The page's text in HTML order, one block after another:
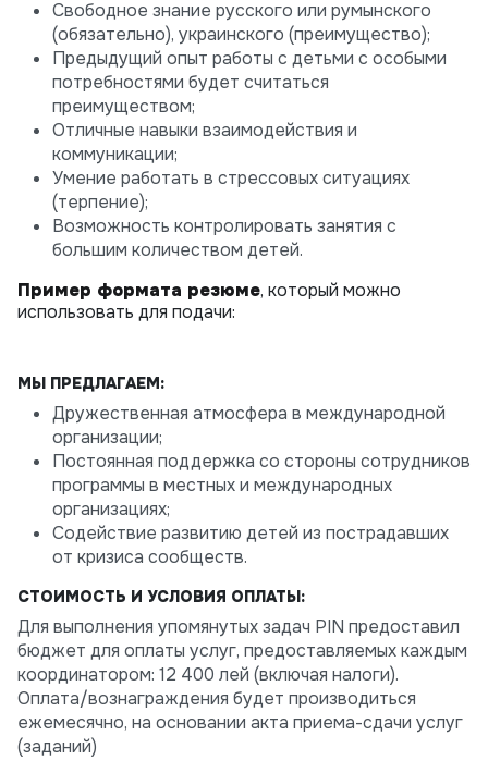
Свободное знание русского или румынского
(обязательно), украинского (преимущество);
Предыдущий опыт работы с детьми с особыми
потребностями будет считаться
преимуществом;
Отличные навыки взаимодействия и
коммуникации;
Умение работать в стрессовых ситуациях
(терпение);
Возможность контролировать занятия с
большим количеством детей.
Пример формата резюме, который можно
использовать для подачи:
МЫ ПРЕДЛАГАЕМ:
Дружественная атмосфера в международной
организации;
Постоянная поддержка со стороны сотрудников
программы в местных и международных
организациях;
Содействие развитию детей из пострадавших
от кризиса сообществ.
СТОИМОСТЬ И УСЛОВИЯ ОПЛАТЫ:
Для выполнения упомянутых задач PIN предоставил
бюджет для оплаты услуг, предоставляемых каждым
координатором: 12 400 лей (включая налоги).
Оплата/вознаграждения будет производиться
ежемесячно, на основании акта приема-сдачи услуг
(заданий)